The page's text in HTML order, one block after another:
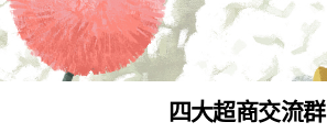
四大超商交流群